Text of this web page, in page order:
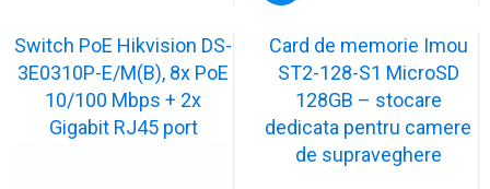
Switch PoE Hikvision DS-
3E0310P-E/M(B), 8x PoE
10/100 Mbps + 2x
Gigabit RJ45 port
Card de memorie Imou
ST2-128-S1 MicroSD
128GB – stocare
dedicata pentru camere
de supraveghere